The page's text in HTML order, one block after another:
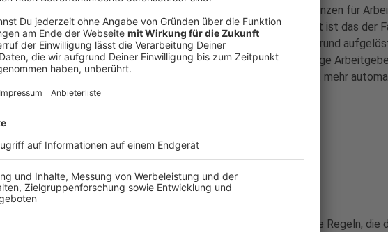
Die höchstrichterliche Entscheidung hat weitreichende Konsequenzen für
Position ist bei Streit um nicht genommenen Urlaub gestärkt. "Oft ist das der
Jobwechsel oder wenn ein Arbeitsverhältnis aus einem anderen Grund
der Bonner Arbeitsrechtler Gregor Thüsing. "Bisher haben sich einige
Verjährungsfrist von drei Jahren verlassen – aber die gilt nun nicht mehr
Regeln für Verfall sowie Verjährung von Urlaub
Anzeige
Bei Kontroversen um die Verjährung von Urlaub gelten nun ähnliche Regeln, die